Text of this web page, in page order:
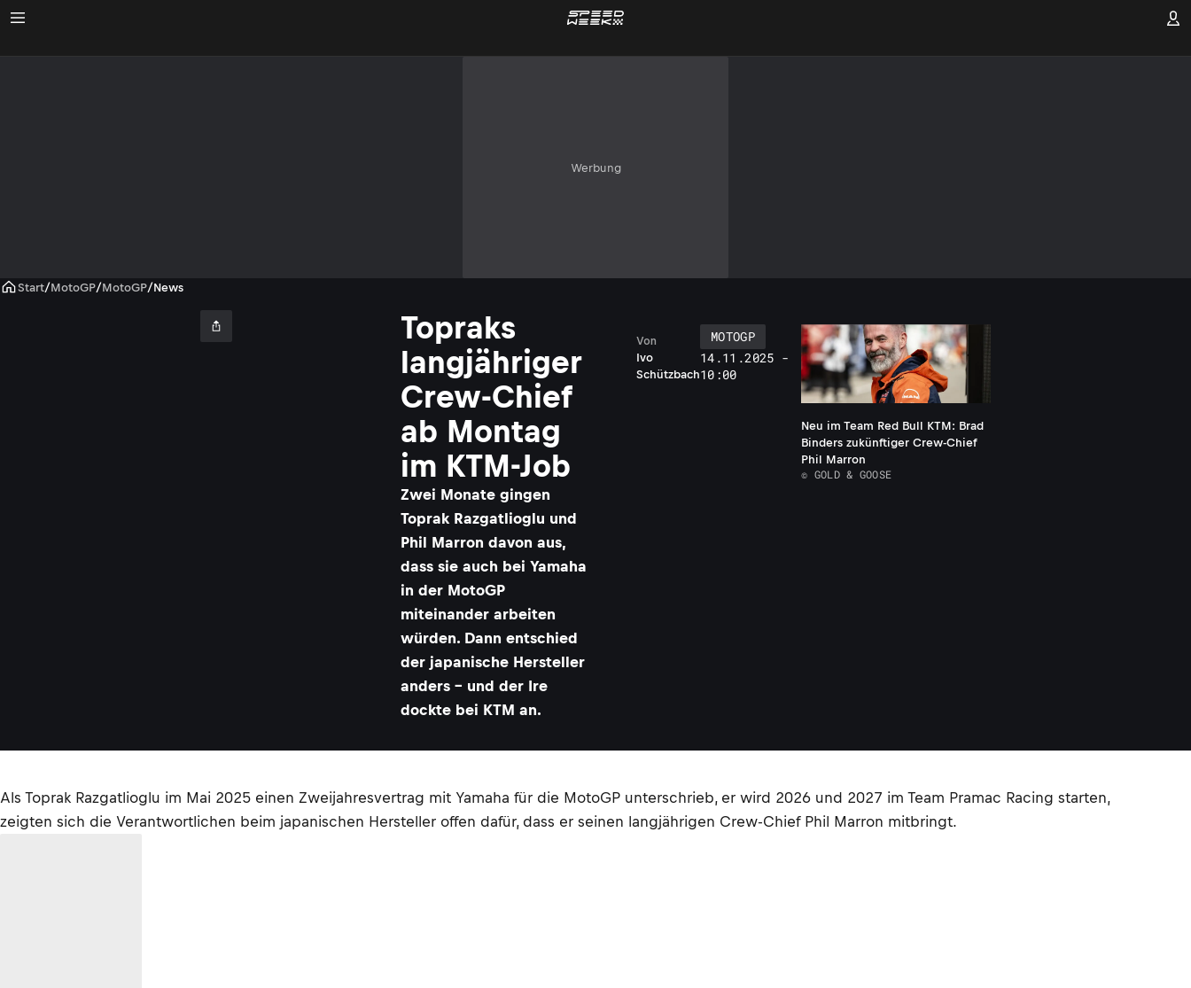
Werbung
Start/MotoGP/MotoGP/News
Topraks
langjähriger
Crew-Chief
ab Montag
im KTM-Job
Zwei Monate gingen
Toprak Razgatlioglu und
Phil Marron davon aus,
dass sie auch bei Yamaha
in der MotoGP
miteinander arbeiten
würden. Dann entschied
der japanische Hersteller
anders – und der Ire
dockte bei KTM an.
Ivo
Schützbach
Von
MOTOGP
14.11.2025 -
10:00
Neu im Team Red Bull KTM: Brad
Binders zukünftiger Crew-Chief
Phil Marron
© GOLD & GOOSE
Als Toprak Razgatlioglu im Mai 2025 einen Zweijahresvertrag mit Yamaha für die MotoGP unterschrieb, er wird 2026 und 2027 im Team Pramac Racing starten,
zeigten sich die Verantwortlichen beim japanischen Hersteller offen dafür, dass er seinen langjährigen Crew-Chief Phil Marron mitbringt.